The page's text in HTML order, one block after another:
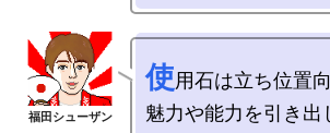
使用石は立ち位置
魅力や能力を引き